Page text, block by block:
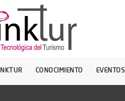
CONOCIMIENTO EVENTOS